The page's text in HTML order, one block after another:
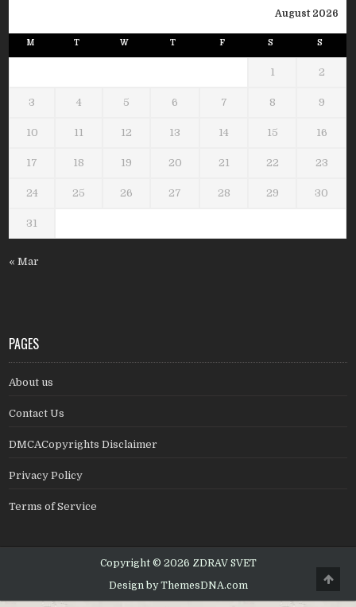
August 2026
M T W T F S S
1 2
3 4 5 6 7 8 9
10 11 12 13 14 15 16
17 18 19 20 21 22 23
24 25 26 27 28 29 30
31
« Mar
PAGES
About us
Contact Us
DMCACopyrights Disclaimer
Privacy Policy
Terms of Service
Copyright © 2026 ZDRAV SVET
Design by ThemesDNA.com